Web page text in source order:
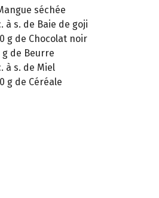
séchée
à s. de Baie de goji
g de Chocolat noir
g de Beurre
à s. de Miel
g de Céréale